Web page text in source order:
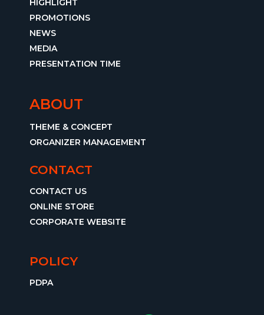
HIGHLIGHT
PROMOTIONS
NEWS
MEDIA
PRESENTATION TIME
ABOUT
THEME & CONCEPT
ORGANIZER MANAGEMENT
CONTACT
CONTACT US
ONLINE STORE
CORPORATE WEBSITE
POLICY
PDPA